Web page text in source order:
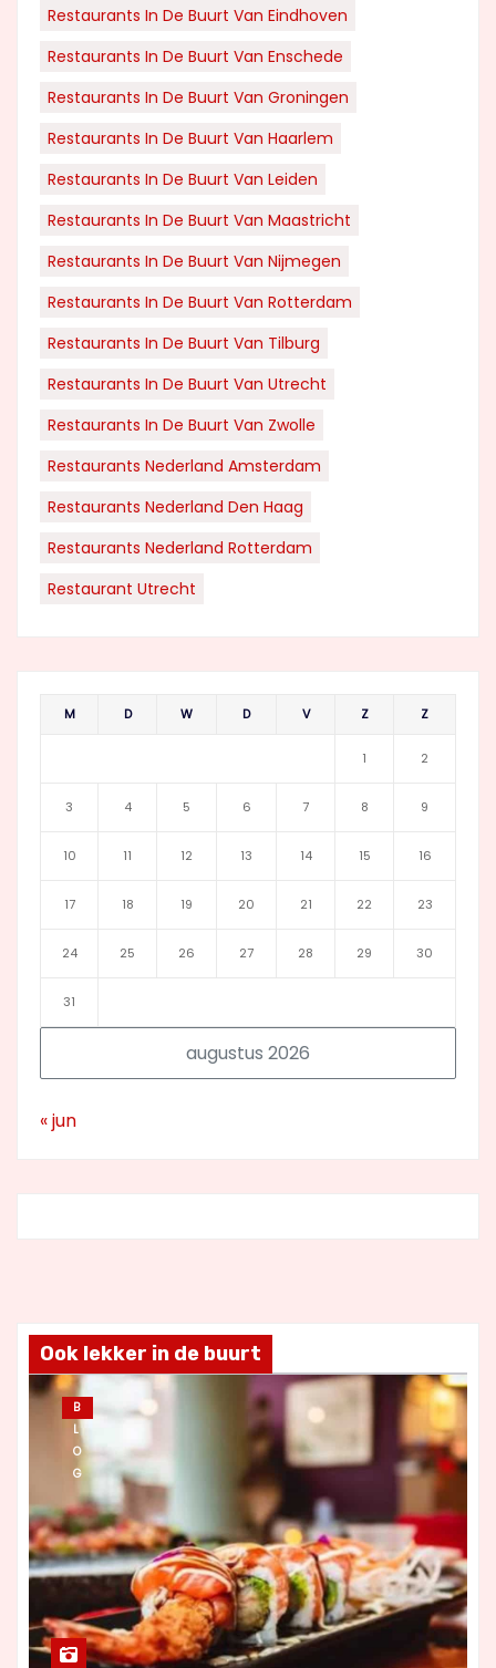
Restaurants In De Buurt Van Eindhoven
Restaurants In De Buurt Van Enschede
Restaurants In De Buurt Van Groningen
Restaurants In De Buurt Van Haarlem
Restaurants In De Buurt Van Leiden
Restaurants In De Buurt Van Maastricht
Restaurants In De Buurt Van Nijmegen
Restaurants In De Buurt Van Rotterdam
Restaurants In De Buurt Van Tilburg
Restaurants In De Buurt Van Utrecht
Restaurants In De Buurt Van Zwolle
Restaurants Nederland Amsterdam
Restaurants Nederland Den Haag
Restaurants Nederland Rotterdam
Restaurant Utrecht
augustus 2026
M D W D V Z Z
1 2
3 4 5 6 7 8 9
10 11 12 13 14 15 16
17 18 19 20 21 22 23
24 25 26 27 28 29 30
31
« jun
Ook lekker in de buurt
B
L
O
G